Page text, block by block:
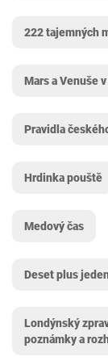
222 tajemných
Mars a Venuše
Pravidla
Hrdinka pouště
Medový čas
Deset plus
Londýnský
poznámky a